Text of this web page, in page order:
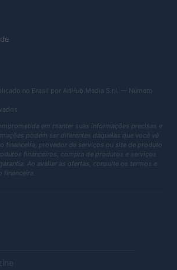
no Brasil por AdHub Media S.r.l. — Número
em manter suas informações precisas e
podem ser diferentes daquelas que você vê
financeira, provedor de serviços ou site de produto
financeiros, compra de produtos e serviços
Ao avaliar as ofertas, consulte os termos e